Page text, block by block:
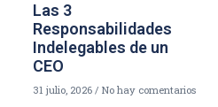
Las 3
Responsabilidades
Indelegables de un
CEO
31 julio, 2026 No hay comentarios